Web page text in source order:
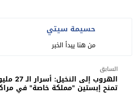
حسيمة سيتي
من هنا يبدأ الخبر
السابق
الهروب
تمنح إبستين "مملكة خاصة" في